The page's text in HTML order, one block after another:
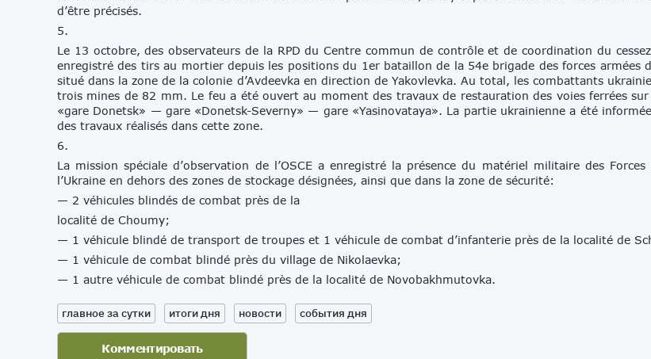
d’être précisés.
5.
Le 13 octobre, des observateurs de la RPD du Centre commun de contrôle et de coordination du
enregistré des tirs au mortier depuis les positions du 1er bataillon de la 54e brigade des forces armées
situé dans la zone de la colonie d’Avdeevka en direction de Yakovlevka. Au total, les combattants
trois mines de 82 mm. Le feu a été ouvert au moment des travaux de restauration des voies ferrées
«gare Donetsk» — gare «Donetsk-Severny» — gare «Yasinovataya». La partie ukrainienne a été informée
des travaux réalisés dans cette zone.
6.
La mission spéciale d’observation de l’OSCE a enregistré la présence du matériel militaire des Forces
l’Ukraine en dehors des zones de stockage désignées, ainsi que dans la zone de sécurité:
— 2 véhicules blindés de combat près de la
localité de Choumy;
— 1 véhicule blindé de transport de troupes et 1 véhicule de combat d’infanterie près de la localité de
— 1 véhicule de combat blindé près du village de Nikolaevka;
— 1 autre véhicule de combat blindé près de la localité de Novobakhmutovka.
главное за сутки итоги дня новости события дня